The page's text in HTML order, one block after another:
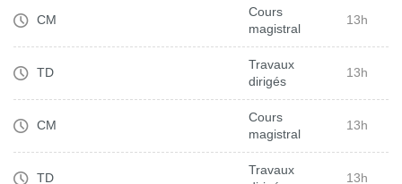
CM
Cours
magistral
13h
TD
Travaux
dirigés
13h
CM
Cours
magistral
13h
TD
Travaux
13h